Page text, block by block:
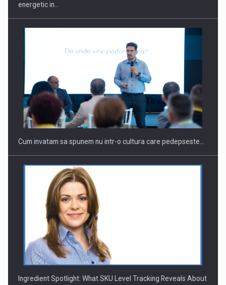
energetic in…
Cum invatam sa spunem nu intr-o cultura care pedepseste…
Ingredient Spotlight: What SKU Level Tracking Reveals About